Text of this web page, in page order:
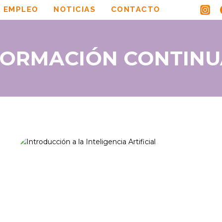
EMPLEO NOTICIAS CONTACTO